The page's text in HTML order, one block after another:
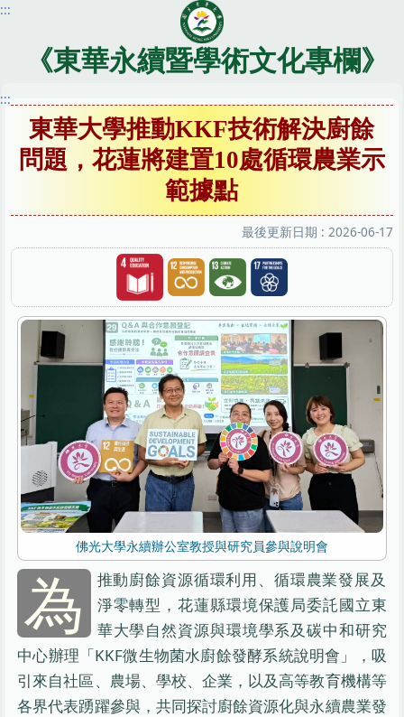
跳
內
:::
《東華永續暨學術文化專欄》
:::
東華大學推動KKF技術解決廚餘
問題，花蓮將建置10處循環農業示
範據點
最後更新日期 : 2026-06-17
佛光大學永續辦公室教授與研究員參與說明會
為
推動廚餘資源循環利用、循環農業發展及
淨零轉型，花蓮縣環境保護局委託國立東
華大學自然資源與環境學系及碳中和研究
中心辦理「KKF微生物菌水廚餘發酵系統說明會」，吸
引來自社區、農場、學校、企業，以及高等教育機構等
各界代表踴躍參與，共同探討廚餘資源化與永續農業發